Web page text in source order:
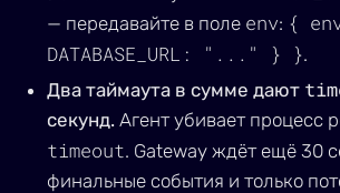
— передавайте в поле env: {
DATABASE_URL: "..." } }.
Два таймаута в сумме дают
секунд. Агент убивает процесс
timeout. Gateway ждёт ещё 30
финальные события и только